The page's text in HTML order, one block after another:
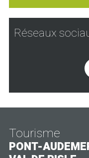
Réseaux
Tourisme
PONT-